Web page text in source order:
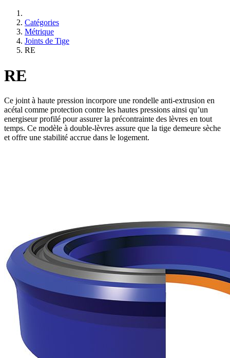
Catégories
Métrique
Joints de Tige
RE
RE
Ce joint à haute pression incorpore une rondelle anti-extrusion en
acétal comme protection contre les hautes pressions ainsi qu’un
energiseur profilé pour assurer la précontrainte des lèvres en tout
temps. Ce modèle à double-lèvres assure que la tige demeure sèche
et offre une stabilité accrue dans le logement.